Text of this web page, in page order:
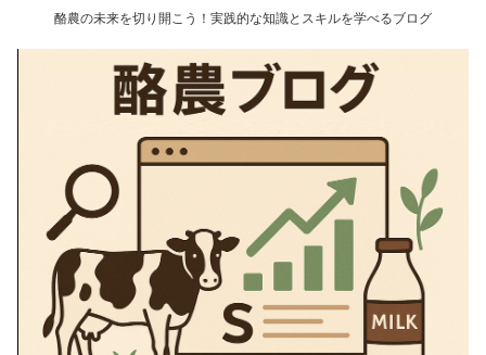
酪農の未来を切り開こう！実践的な知識とスキルを学べるブログ